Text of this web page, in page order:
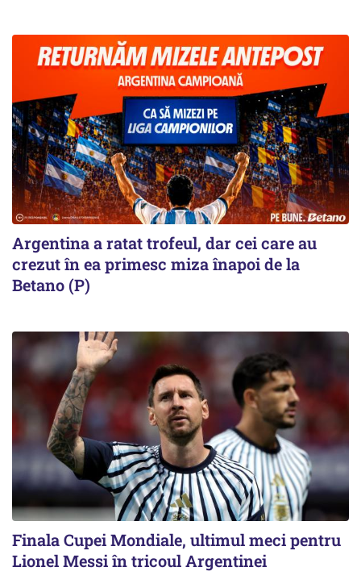
Argentina a ratat trofeul, dar cei care au
crezut în ea primesc miza înapoi de la
Betano (P)
Finala Cupei Mondiale, ultimul meci pentru
Lionel Messi în tricoul Argentinei